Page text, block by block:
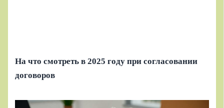
На что смотреть в 2025 году при согласовании
договоров